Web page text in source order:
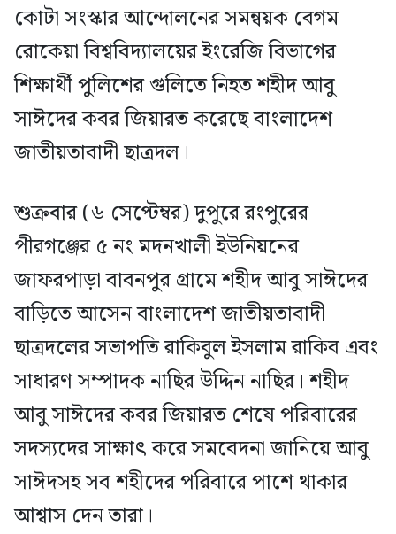
কোটা সংস্কার আন্দোলনের সমন্বয়ক বেগম
রোকেয়া বিশ্ববিদ্যালয়ের ইংরেজি বিভাগের
শিক্ষার্থী পুলিশের গুলিতে নিহত শহীদ আবু
সাঈদের কবর জিয়ারত করেছে বাংলাদেশ
জাতীয়তাবাদী ছাত্রদল।
শুক্রবার (৬ সেপ্টেম্বর) দুপুরে রংপুরের
পীরগঞ্জের ৫ নং মদনখালী ইউনিয়নের
জাফরপাড়া বাবনপুর গ্রামে শহীদ আবু সাঈদের
বাড়িতে আসেন বাংলাদেশ জাতীয়তাবাদী
ছাত্রদলের সভাপতি রাকিবুল ইসলাম রাকিব এবং
সাধারণ সম্পাদক নাছির উদ্দিন নাছির। শহীদ
আবু সাঈদের কবর জিয়ারত শেষে পরিবারের
সদস্যদের সাক্ষাৎ করে সমবেদনা জানিয়ে আবু
সাঈদসহ সব শহীদের পরিবারে পাশে থাকার
আশ্বাস দেন তারা।